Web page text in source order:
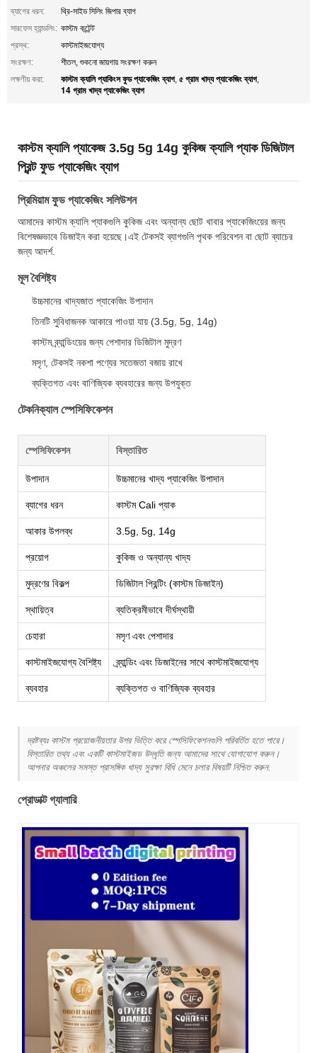
ব্যাগের ধরন:
থ্রি-সাইড সিলিং জিপার ব্যাগ
সারফেস হ্যান্ডলিং: কাস্টম কন্টেন্ট
প্রস্থ:
কাস্টমাইজযোগ্য
সংরক্ষণ:
শীতল, শুকনো জায়গায় সংরক্ষণ করুন
লক্ষণীয় করা:
কাস্টম ক্যালি প্যাকিংস ফুড প্যাকেজিং ব্যাগ, ৫ গ্রাম খাদ্য প্যাকেজিং ব্যাগ,
14 গ্রাম খাদ্য প্যাকেজিং ব্যাগ
কাস্টম ক্যালি প্যাকেজ 3.5g 5g 14g কুকিজ ক্যালি প্যাক ডিজিটাল
প্রিন্ট ফুড প্যাকেজিং ব্যাগ
প্রিমিয়াম ফুড প্যাকেজিং সলিউশন
আমাদের কাস্টম ক্যালি প্যাকগুলি কুকিজ এবং অন্যান্য ছোট খাবার প্যাকেজিংয়ের জন্য
বিশেষজ্ঞভাবে ডিজাইন করা হয়েছে।এই টেকসই ব্যাগগুলি পৃথক পরিবেশন বা ছোট ব্যাচের
জন্য আদর্শ.
মূল বৈশিষ্ট্য
উচ্চমানের খাদ্যজাত প্যাকেজিং উপাদান
তিনটি সুবিধাজনক আকারে পাওয়া যায় (3.5g, 5g, 14g)
কাস্টম ব্র্যান্ডিংয়ের জন্য পেশাদার ডিজিটাল মুদ্রণ
মসৃণ, টেকসই নকশা পণ্যের সতেজতা বজায় রাখে
ব্যক্তিগত এবং বাণিজ্যিক ব্যবহারের জন্য উপযুক্ত
টেকনিক্যাল স্পেসিফিকেশন
স্পেসিফিকেশন বিস্তারিত
উপাদান উচ্চমানের খাদ্য প্যাকেজিং উপাদান
ব্যাগের ধরন কাস্টম Cali প্যাক
আকার উপলব্ধ 3.5g, 5g, 14g
প্রয়োগ কুকিজ ও অন্যান্য খাদ্য
মুদ্রণের বিকল্প ডিজিটাল প্রিন্টিং (কাস্টম ডিজাইন)
স্থায়িত্ব ব্যতিক্রমীভাবে দীর্ঘস্থায়ী
চেহারা মসৃণ এবং পেশাদার
কাস্টমাইজযোগ্য বৈশিষ্ট্য ব্র্যান্ডিং এবং ডিজাইনের সাথে কাস্টমাইজযোগ্য
ব্যবহার ব্যক্তিগত ও বাণিজ্যিক ব্যবহার
দ্রষ্টব্যঃ কাস্টম প্রয়োজনীয়তার উপর ভিত্তি করে স্পেসিফিকেশনগুলি পরিবর্তিত হতে পারে।
বিস্তারিত তথ্য এবং একটি কাস্টমাইজড উদ্ধৃতি জন্য আমাদের সাথে যোগাযোগ করুন।
আপনার অঞ্চলের সমস্ত প্রাসঙ্গিক খাদ্য সুরক্ষা বিধি মেনে চলার বিষয়টি নিশ্চিত করুন.
প্রোডাক্ট গ্যালারি